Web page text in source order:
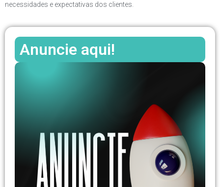
necessidades e expectativas dos clientes.
Anuncie aqui!